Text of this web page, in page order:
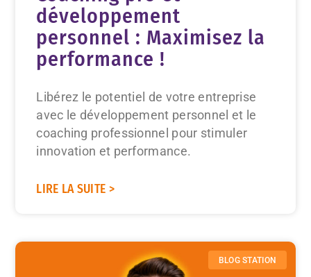
développement
personnel : Maximisez la
performance !
Libérez le potentiel de votre entreprise
avec le développement personnel et le
coaching professionnel pour stimuler
innovation et performance.
LIRE LA SUITE >
BLOG STATION